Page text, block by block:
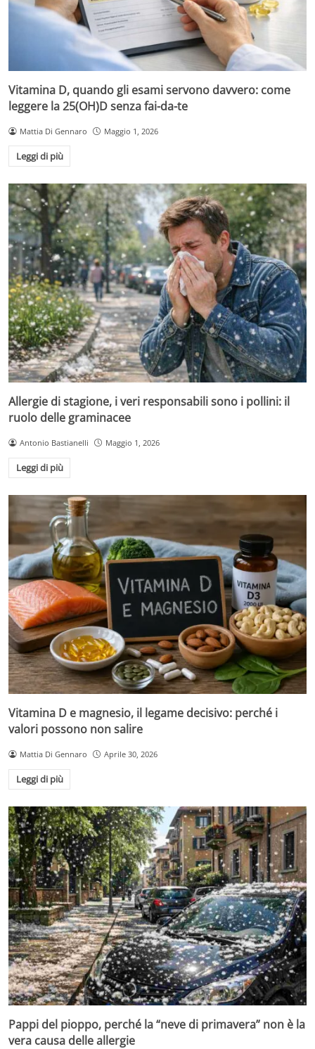
Vitamina D, quando gli esami servono davvero: come
leggere la 25(OH)D senza fai-da-te
Mattia Di Gennaro Maggio 1, 2026
Leggi di più
Allergie di stagione, i veri responsabili sono i pollini: il
ruolo delle graminacee
Antonio Bastianelli Maggio 1, 2026
Leggi di più
Vitamina D e magnesio, il legame decisivo: perché i
valori possono non salire
Mattia Di Gennaro Aprile 30, 2026
Leggi di più
Pappi del pioppo, perché la “neve di primavera” non è la
vera causa delle allergie